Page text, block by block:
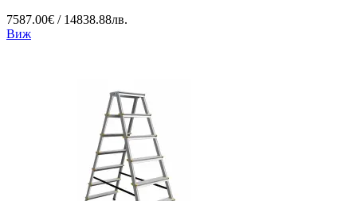
7587.00€ / 14838.88лв.
Виж